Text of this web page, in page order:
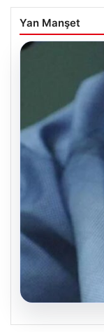
Yan Manşet